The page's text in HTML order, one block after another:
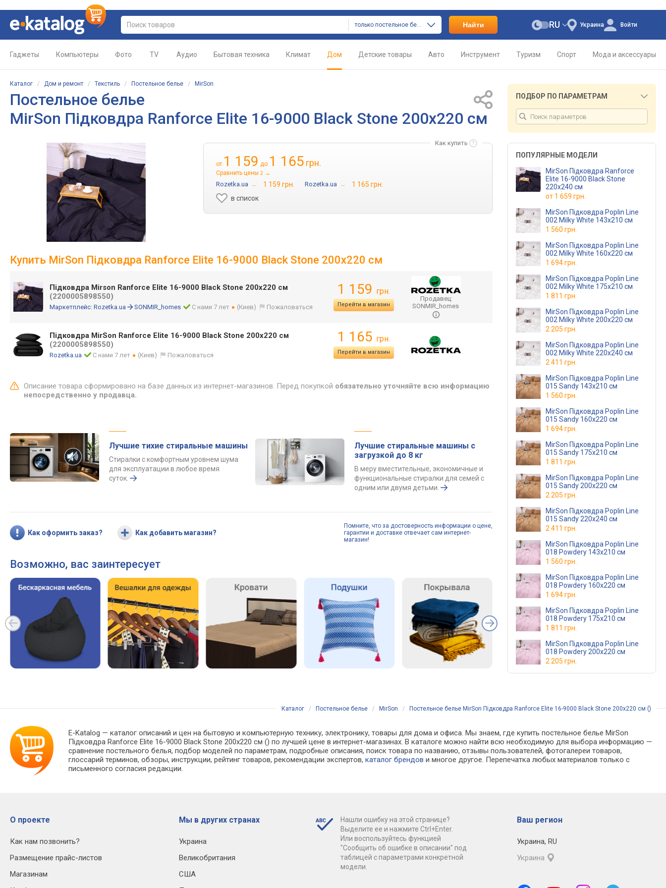
только постельное белье Найти Украина
RU Войти
Гаджеты Компьютеры Фото TV Аудио Бытовая техника Климат Дом Детские товары Авто Инструмент Туризм Спорт Мода и аксессуары
Каталог / Дом и ремонт / Текстиль / Постельное белье / MirSon
Постельное белье
MirSon Підковдра Ranforce Elite 16-9000 Black Stone 200x220 см
Как купить
от 1 159 до 1 165 грн.
Сравнить цены 2 →
Rozetka.ua → 1 159 грн. Rozetka.ua →
1 165 грн.
в список
Купить MirSon Підковдра Ranforce Elite 16-9000 Black Stone 200x220 см
Підковдра Mirson Ranforce Elite 16-9000 Black Stone 200x220 см
(2200005898550)
Маркетплейс: Rozetka.ua SONMIR_homes С нами 7 лет (Киев) Пожаловаться
1 159 грн.
Перейти в магазин
Продавец:
SONMIR_homes
Підковдра MirSon Ranforce Elite 16-9000 Black Stone 200х220 см
(2200005898550)
Rozetka.ua С нами 7 лет (Киев) Пожаловаться
1 165 грн.
Перейти в магазин
Описание товара сформировано на базе данных из интернет-магазинов. Перед покупкой обязательно уточняйте всю информацию
непосредственно у продавца.
Лучшие тихие стиральные машины
Стиралки с комфортным уровнем шума
для эксплуатации в любое время
суток.
Лучшие стиральные машины с
загрузкой до 8 кг
В меру вместительные, экономичные и
функциональные стиралки для семей с
одним или двумя детьми.
Как оформить заказ? Как добавить магазин?
Помните, что за достоверность информации о цене,
гарантии и доставке отвечает сам интернет-
магазин!
Возможно, вас заинтересует
ПОДБОР ПО ПАРАМЕТРАМ
ПОПУЛЯРНЫЕ МОДЕЛИ
MirSon Підковдра Ranforce
Elite 16-9000 Black Stone
220x240 см
от 1 659 грн.
MirSon Підковдра Poplin Line
002 Milky White 143х210 см
1 560 грн.
MirSon Підковдра Poplin Line
002 Milky White 160х220 см
1 694 грн.
MirSon Підковдра Poplin Line
002 Milky White 175х210 см
1 811 грн.
MirSon Підковдра Poplin Line
002 Milky White 200х220 см
2 205 грн.
MirSon Підковдра Poplin Line
002 Milky White 220х240 см
2 411 грн.
MirSon Підковдра Poplin Line
015 Sandy 143х210 см
1 560 грн.
MirSon Підковдра Poplin Line
015 Sandy 160х220 см
1 694 грн.
MirSon Підковдра Poplin Line
015 Sandy 175х210 см
1 811 грн.
MirSon Підковдра Poplin Line
015 Sandy 200х220 см
2 205 грн.
MirSon Підковдра Poplin Line
015 Sandy 220х240 см
2 411 грн.
MirSon Підковдра Poplin Line
018 Powdery 143х210 см
1 560 грн.
MirSon Підковдра Poplin Line
018 Powdery 160х220 см
1 694 грн.
MirSon Підковдра Poplin Line
018 Powdery 175х210 см
1 811 грн.
MirSon Підковдра Poplin Line
018 Powdery 200х220 см
2 205 грн.
Каталог / Постельное белье / MirSon / Постельное белье MirSon Підковдра Ranforce Elite 16-9000 Black Stone 200x220 см ()
E-Katalog — каталог описаний и цен на бытовую и компьютерную технику, электронику, товары для дома и офиса. Мы знаем, где купить постельное белье MirSon
Підковдра Ranforce Elite 16-9000 Black Stone 200x220 см () по лучшей цене в интернет-магазинах. В каталоге можно найти всю необходимую для выбора информацию —
сравнение постельного белья, подбор моделей по параметрам, подробные описания, поиск товара по названию, отзывы пользователей, фотогалереи товаров,
глоссарий терминов, обзоры, инструкции, рейтинг товаров, рекомендации экспертов,каталог брендов и многое другое. Перепечатка любых материалов только с
письменного согласия редакции.
О проекте
Как нам позвонить?
Размещение прайс-листов
Магазинам
Мы в других странах
Украина
Великобритания
США
Нашли ошибку на этой странице?
Выделите ее и нажмите Ctrl+Enter.
Или воспользуйтесь функцией
"Сообщить об ошибке в описании" под
таблицей с параметрами конкретной
модели.
Ваш регион
Украина, RU
Украина